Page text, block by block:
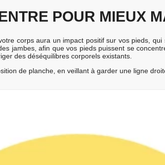
POUR MIEUX
corps aura un impact positif sur vos pieds,
jambes, afin que vos pieds puissent se
des déséquilibres corporels existants.
de planche, en veillant à garder une ligne